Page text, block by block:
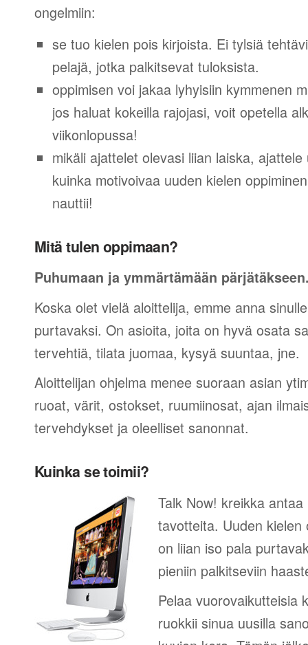
ongelmiin:
se tuo kielen pois kirjoista. Ei tylsiä
pelajä, jotka palkitsevat tuloksista.
oppimisen voi jakaa lyhyisiin kymmenen
jos haluat kokeilla rajojasi, voit opetella
viikonlopussa!
mikäli ajattelet olevasi liian laiska,
kuinka motivoivaa uuden kielen
nauttii!
Mitä tulen oppimaan?
Puhumaan ja ymmärtämään
Koska olet vielä aloittelija, emme anna
purtavaksi. On asioita, joita on hyvä osata
tervehtiä, tilata juomaa, kysyä suuntaa, jne.
Aloittelijan ohjelma menee suoraan asian
ruoat, värit, ostokset, ruumiinosat, ajan
tervehdykset ja oleelliset sanonnat.
Kuinka se toimii?
Talk Now! kreikka
tavotteita. Uuden
on liian iso pala
pieniin palkitseviin
Pelaa vuorovaikutteisia
ruokkii sinua uusilla